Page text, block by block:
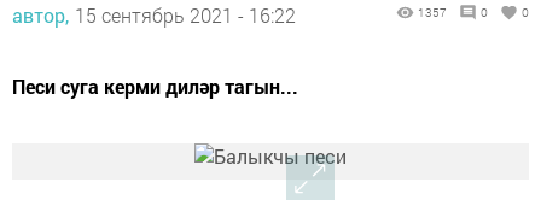
автор, 15 сентябрь 2021 - 16:22 1357 0 0
Песи суга керми диләр тагын...